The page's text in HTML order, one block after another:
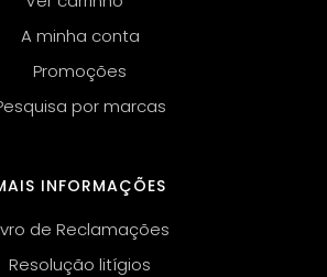
A minha conta
Promoções
por marcas
INFORMAÇÕES
de Reclamações
Resolução litígios